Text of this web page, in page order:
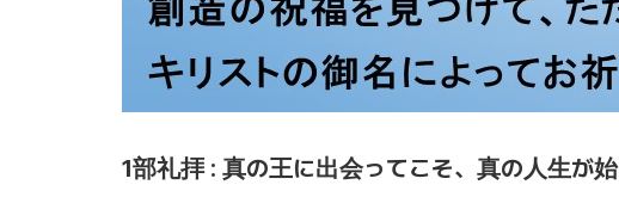
1部礼拝 : 真の王に出会ってこそ、真の人生が